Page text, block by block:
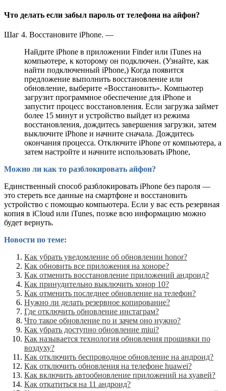
Что делать если забыл пароль от телефона на айфон?
Шаг 4. Восстановите iPhone. —
Найдите iPhone в приложении Finder или iTunes на
компьютере, к которому он подключен. (Узнайте, как
найти подключенный iPhone,) Когда появится
предложение выполнить восстановление или
обновление, выберите «Восстановить». Компьютер
загрузит программное обеспечение для iPhone и
запустит процесс восстановления. Если загрузка займет
более 15 минут и устройство выйдет из режима
восстановления, дождитесь завершения загрузки, затем
выключите iPhone и начните сначала. Дождитесь
окончания процесса. Отключите iPhone от компьютера, а
затем настройте и начните использовать iPhone,
Можно ли как то разблокировать айфон?
Единственный способ разблокировать iPhone без пароля —
это стереть все данные на смартфоне и восстановить
устройство с помощью компьютера. Если у вас есть резервная
копия в iCloud или iTunes, позже всю информацию можно
будет вернуть.
Новости по теме:
Как убрать уведомление об обновлении honor?
Как обновить все приложения на хоноре?
Как отменить восстановление приложений андроид?
Как принудительно выключить хонор 10?
Как отменить последнее обновление на телефон?
Нужно ли делать резервное копирование?
Где отключить обновление инстаграм?
Что такое обновление по и зачем оно нужно?
Как убрать доступно обновление miui?
Как называется технология обновления прошивки по
воздуху?
Как отключить беспроводное обновление на андроид?
Как отключить обновления на телефоне huawei?
Как включить автообновление приложений на хуавей?
Как откатиться на 11 андроид?